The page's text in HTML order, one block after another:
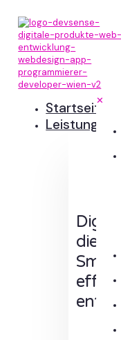
✕
Startseite
Leistungen
die